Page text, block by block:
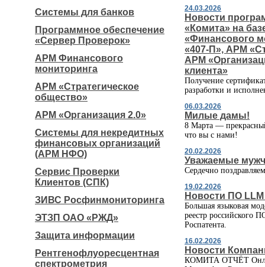
Системы для банков
Программное обеспечение
«Сервер Проверок»
АРМ Финансового
мониторинга
АРМ «Стратегическое
общество»
АРМ «Организация 2.0»
Системы для некредитных
финансовых организаций
(АРМ НФО)
Сервис Проверки
Клиентов (СПК)
ЗИВС Росфинмониторинга
ЭТЗП ОАО «РЖД»
Защита информации
Рентгенофлуоресцентная
спектрометрия
24.03.2026
Новости
«Комита» на
«Финансового
«407-П», АРМ
АРМ
клиента»
Получение
разработки и
06.03.2026
Милые дамы!
8 Марта —
что вы с нами!
20.02.2026
Уважаемые
Сердечно
19.02.2026
Новости ПО
Большая языковая
реестр российского
Роспатента.
16.02.2026
Новости
КОМИТА ОТЧЁТ